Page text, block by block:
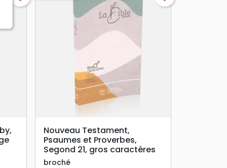
search APERÇU RAPIDE
Nouveau Testament,
Psaumes et Proverbes,
Segond 21, gros caractères
broché